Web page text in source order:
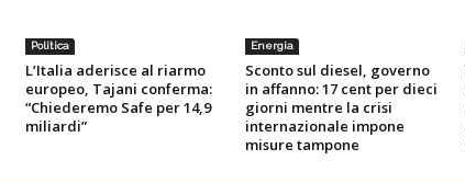
Politica
L’Italia aderisce al riarmo
europeo, Tajani conferma:
“Chiederemo Safe per 14,9
miliardi”
Energia
Sconto sul diesel, governo
in affanno: 17 cent per dieci
giorni mentre la crisi
internazionale impone
misure tampone